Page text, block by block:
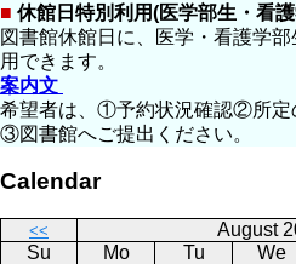
■ 休館日特別利用(医学部生・看
図書館休館日に、医学・看護学
用できます。
案内文
希望者は、①予約状況確認②所定
③図書館へご提出ください。
Calendar
<< August
Su Mo Tu We